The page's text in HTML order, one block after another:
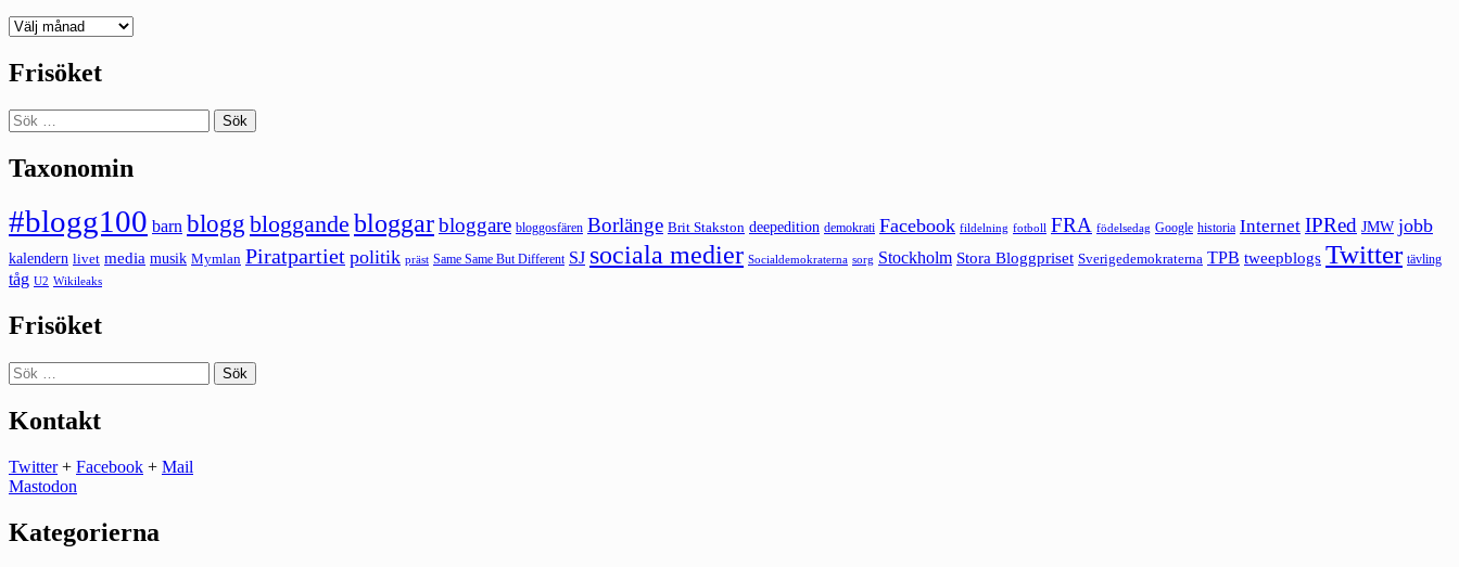
Deepedition
Frisöket
Sök
efter:
Taxonomin
#blogg100 barn blogg bloggande bloggarbloggare bloggosfären Borlänge Brit Stakston deepedition demokrati Facebook fildelning fotboll FRA födelsedag Google historia Internet IPRed JMW jobb
kalendern livet media musik Mymlan Piratpartiet politik präst Same Same But Different SJ sociala medier Socialdemokraterna sorg Stockholm Stora Bloggpriset Sverigedemokraterna TPB tweepblogs Twitter tävling
tåg U2 Wikileaks
Frisöket
Sök
efter:
Kontakt
Twitter+ Facebook + Mail
Mastodon
Kategorierna